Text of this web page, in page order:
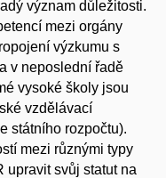
význam důležitosti.
mezi orgány
výzkumu s
v neposlední řadě
vysoké školy jsou
vzdělávací
státního rozpočtu).
mezi různými typy
upravit svůj statut na